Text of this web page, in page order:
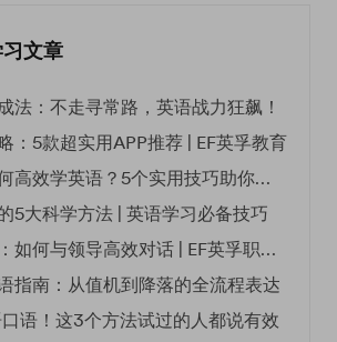
文章
法：不走寻常路，英语战力狂飙！
：5款超实用APP推荐 | EF英孚教育
普通打工人如何高效学英语？5个实用技巧助你突破职场瓶颈
5大科学方法 | 英语学习必备技巧
职场沟通秘籍：如何与领导高效对话 | EF英孚职场指南
指南：从值机到降落的全流程表达
语！这3个方法试过的人都说有效